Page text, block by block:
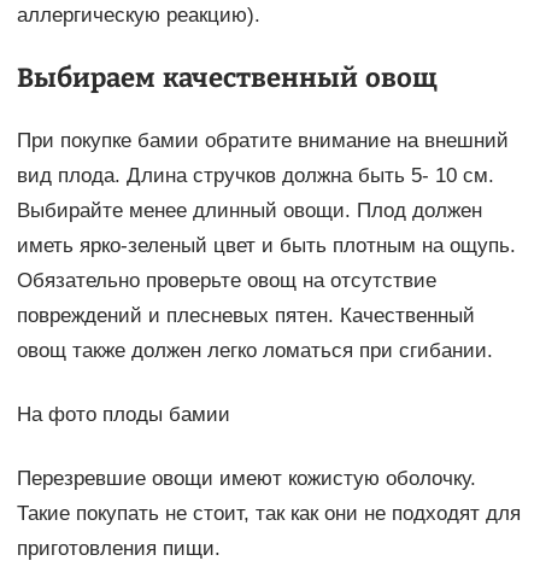
аллергическую реакцию).
Выбираем качественный овощ
При покупке бамии обратите внимание на внешний
вид плода. Длина стручков должна быть 5- 10 см.
Выбирайте менее длинный овощи. Плод должен
иметь ярко-зеленый цвет и быть плотным на ощупь.
Обязательно проверьте овощ на отсутствие
повреждений и плесневых пятен. Качественный
овощ также должен легко ломаться при сгибании.
На фото плоды бамии
Перезревшие овощи имеют кожистую оболочку.
Такие покупать не стоит, так как они не подходят для
приготовления пищи.